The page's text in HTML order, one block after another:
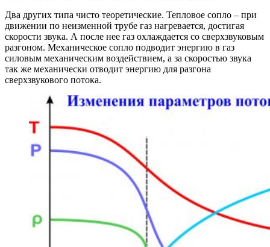
Два других типа чисто теоретические. Тепловое сопло – при
движении по неизменной трубе газ нагревается, достигая
скорости звука. А после нее газ охлаждается со сверхзвуковым
разгоном. Механическое сопло подводит энергию в газ
силовым механическим воздействием, а за скоростью звука
так же механически отводит энергию для разгона
сверхзвукового потока.